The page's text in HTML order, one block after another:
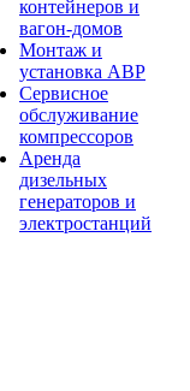
контейнеров и
вагон-домов
Монтаж и
установка АВР
Сервисное
обслуживание
компрессоров
Аренда
дизельных
генераторов и
электростанций